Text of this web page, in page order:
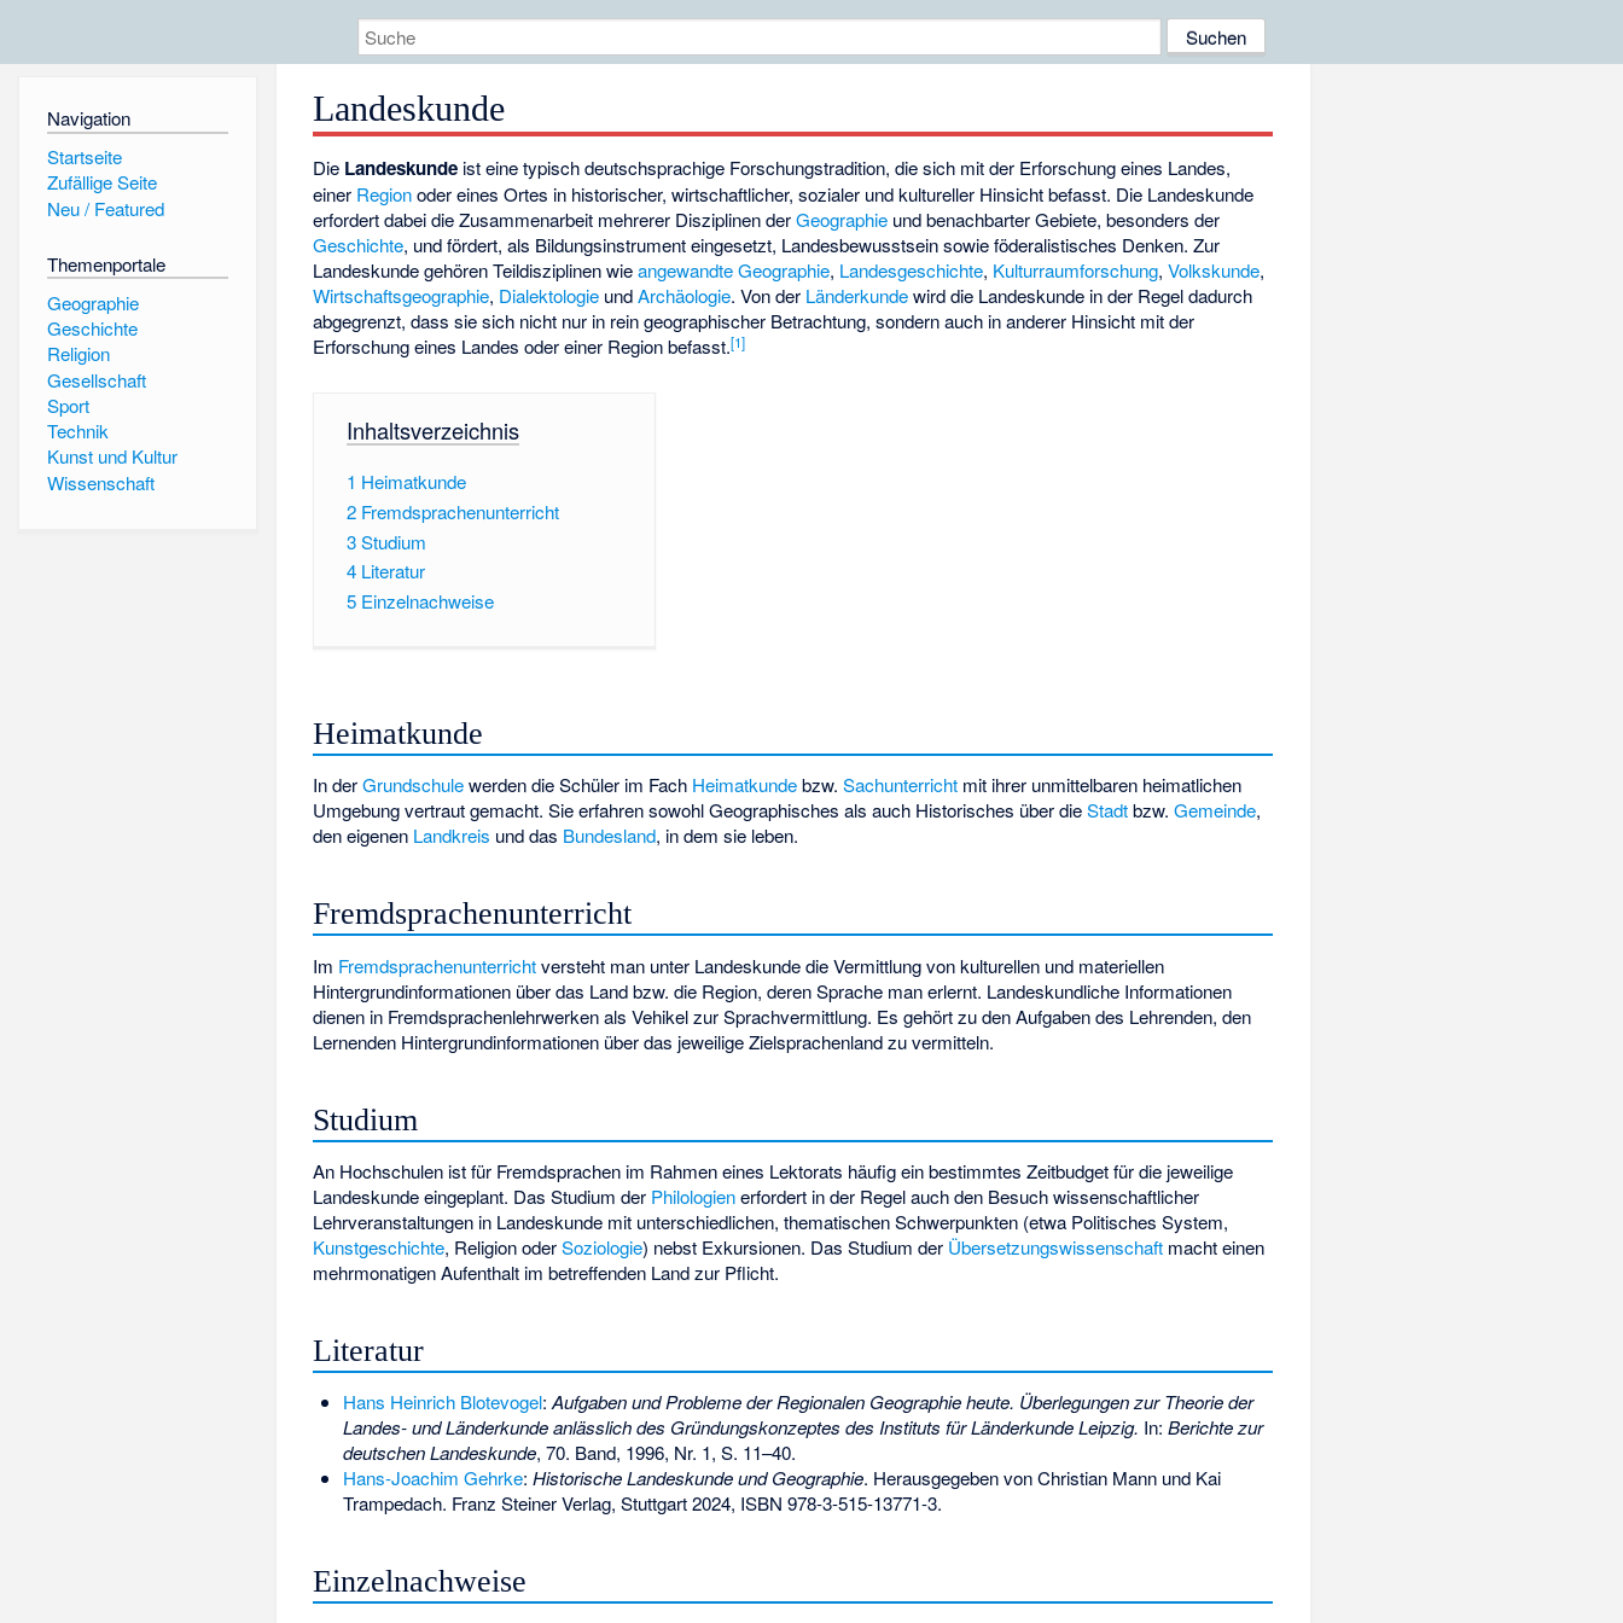
Navigation
Startseite
Zufällige Seite
Neu / Featured
Themenportale
Geographie
Geschichte
Religion
Gesellschaft
Sport
Technik
Kunst und Kultur
Wissenschaft
Landeskunde
Die Landeskunde ist eine typisch deutschsprachige Forschungstradition, die sich mit der Erforschung eines Landes,
einer Regionoder eines Ortes in historischer, wirtschaftlicher, sozialer und kultureller Hinsicht befasst. Die Landeskunde
erfordert dabei die Zusammenarbeit mehrerer Disziplinen derGeographie und benachbarter Gebiete, besonders der
Geschichte, und fördert, als Bildungsinstrument eingesetzt, Landesbewusstsein sowie föderalistisches Denken. Zur
Landeskunde gehören Teildisziplinen wieangewandte Geographie, Landesgeschichte, Kulturraumforschung,Volkskunde,
Wirtschaftsgeographie, Dialektologie undArchäologie. Von der Länderkundewird die Landeskunde in der Regel dadurch
abgegrenzt, dass sie sich nicht nur in rein geographischer Betrachtung, sondern auch in anderer Hinsicht mit der
Erforschung eines Landes oder einer Region befasst.[1]
Inhaltsverzeichnis
1 Heimatkunde
2 Fremdsprachenunterricht
3Studium
4 Literatur
5 Einzelnachweise
Heimatkunde
In derGrundschulewerden die Schüler im Fach Heimatkundebzw.Sachunterricht mit ihrer unmittelbaren heimatlichen
Umgebung vertraut gemacht. Sie erfahren sowohl Geographisches als auch Historisches über dieStadtbzw.Gemeinde,
den eigenen Landkreis und das Bundesland, in dem sie leben.
Fremdsprachenunterricht
Im Fremdsprachenunterrichtversteht man unter Landeskunde die Vermittlung von kulturellen und materiellen
Hintergrundinformationen über das Land bzw. die Region, deren Sprache man erlernt. Landeskundliche Informationen
dienen in Fremdsprachenlehrwerken als Vehikel zur Sprachvermittlung. Es gehört zu den Aufgaben des Lehrenden, den
Lernenden Hintergrundinformationen über das jeweilige Zielsprachenland zu vermitteln.
Studium
An Hochschulen ist für Fremdsprachen im Rahmen eines Lektorats häufig ein bestimmtes Zeitbudget für die jeweilige
Landeskunde eingeplant. Das Studium der Philologienerfordert in der Regel auch den Besuch wissenschaftlicher
Lehrveranstaltungen in Landeskunde mit unterschiedlichen, thematischen Schwerpunkten (etwa Politisches System,
Kunstgeschichte, Religion oderSoziologie) nebst Exkursionen. Das Studium der Übersetzungswissenschaft macht einen
mehrmonatigen Aufenthalt im betreffenden Land zur Pflicht.
Literatur
Hans Heinrich Blotevogel: Aufgaben und Probleme der Regionalen Geographie heute. Überlegungen zur Theorie der
Landes- und Länderkunde anlässlich des Gründungskonzeptes des Instituts für Länderkunde Leipzig. In: Berichte zur
deutschen Landeskunde, 70. Band, 1996, Nr. 1, S. 11–40.
Hans-Joachim Gehrke: Historische Landeskunde und Geographie. Herausgegeben von Christian Mann und Kai
Trampedach. Franz Steiner Verlag, Stuttgart 2024, ISBN 978-3-515-13771-3.
Einzelnachweise